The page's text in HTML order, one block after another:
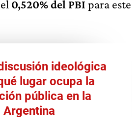
lugar ocupa la
pública en la
Argentina